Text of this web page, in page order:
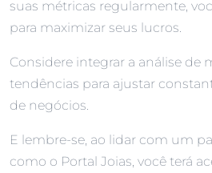
suas métricas regularmente,
para maximizar seus lucros.
Considere integrar a análise de
tendências para ajustar
de negócios.
E lembre-se, ao lidar com um
como o Portal Joias, você terá